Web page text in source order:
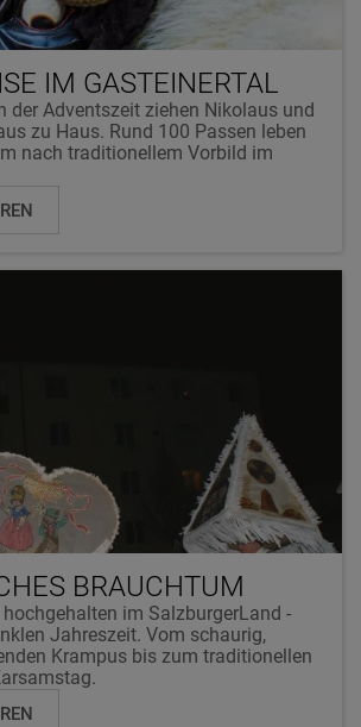
IM GASTEINERTAL
der Adventszeit ziehen Nikolaus und
zu Haus. Rund 100 Passen leben
nach traditionellem Vorbild im
BRAUCHTUM
im SalzburgerLand -
Jahreszeit. Vom schaurig,
Krampus bis zum traditionellen